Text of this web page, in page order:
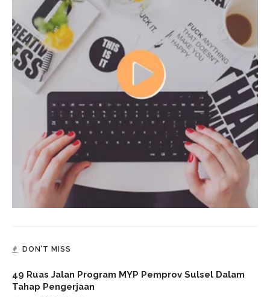
DON’T MISS
49 Ruas Jalan Program MYP Pemprov Sulsel Dalam
Tahap Pengerjaan